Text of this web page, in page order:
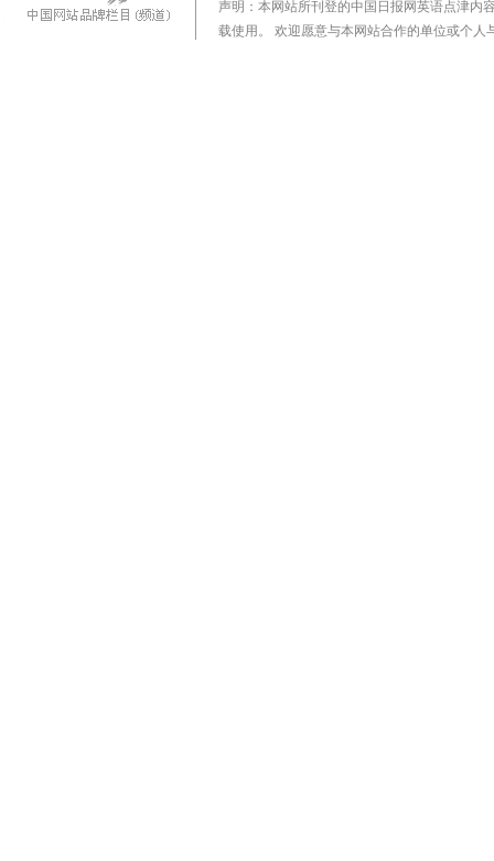
声明：本网站所刊登的中国日报网英语点津内
载使用。 欢迎愿意与本网站合作的单位或个人